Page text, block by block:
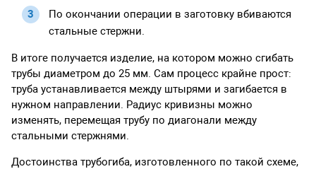
По окончании операции в заготовку вбиваются
стальные стержни.
В итоге получается изделие, на котором можно сгибать
трубы диаметром до 25 мм. Сам процесс крайне прост:
труба устанавливается между штырями и загибается в
нужном направлении. Радиус кривизны можно
изменять, перемещая трубу по диагонали между
стальными стержнями.
Достоинства трубогиба, изготовленного по такой схеме,